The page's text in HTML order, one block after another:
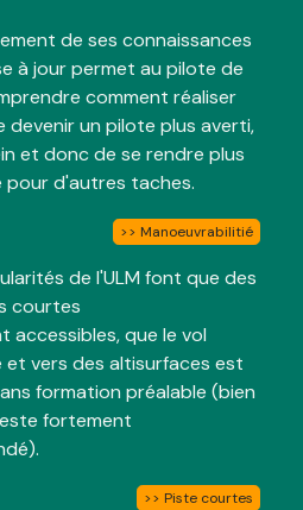
de ses connaissances
à jour permet au pilote de
comment réaliser
devenir un pilote plus averti,
et donc de se rendre plus
pour d'autres taches.
>> Manoeuvrabilitié
de l'ULM font que des
courtes
accessibles, que le vol
et vers des altisurfaces est
formation préalable (bien
fortement
>> Piste courtes